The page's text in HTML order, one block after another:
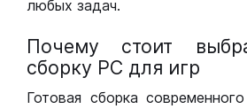
любых задач.
Почему стоит
сборку РС для игр
Готовая сборка